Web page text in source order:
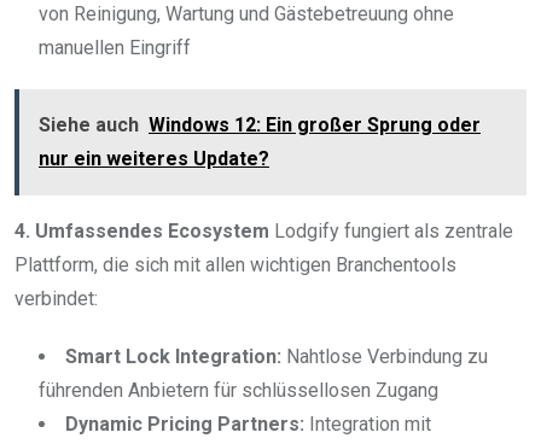
von Reinigung, Wartung und Gästebetreuung ohne
manuellen Eingriff
Siehe auch Windows 12: Ein großer Sprung oder
nur ein weiteres Update?
4. Umfassendes Ecosystem Lodgify fungiert als zentrale
Plattform, die sich mit allen wichtigen Branchentools
verbindet:
Smart Lock Integration: Nahtlose Verbindung zu
führenden Anbietern für schlüssellosen Zugang
Dynamic Pricing Partners: Integration mit